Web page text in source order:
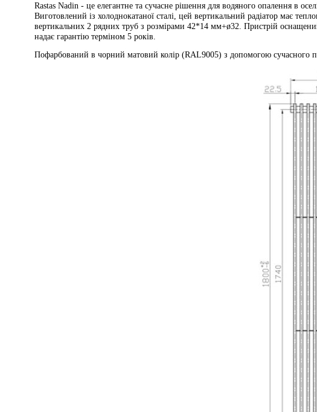
Rastas Nadin - це елегантне та сучасне рішення для водяного опалення в
Виготовлений із холоднокатаної сталі, цей вертикальний радіатор має
вертикальних 2 рядних труб з розмірами 42*14 мм+ø32. Пристрій
надає гарантію терміном 5 років.
Пофарбований в чорний матовий колір (RAL9005) з допомогою сучасного